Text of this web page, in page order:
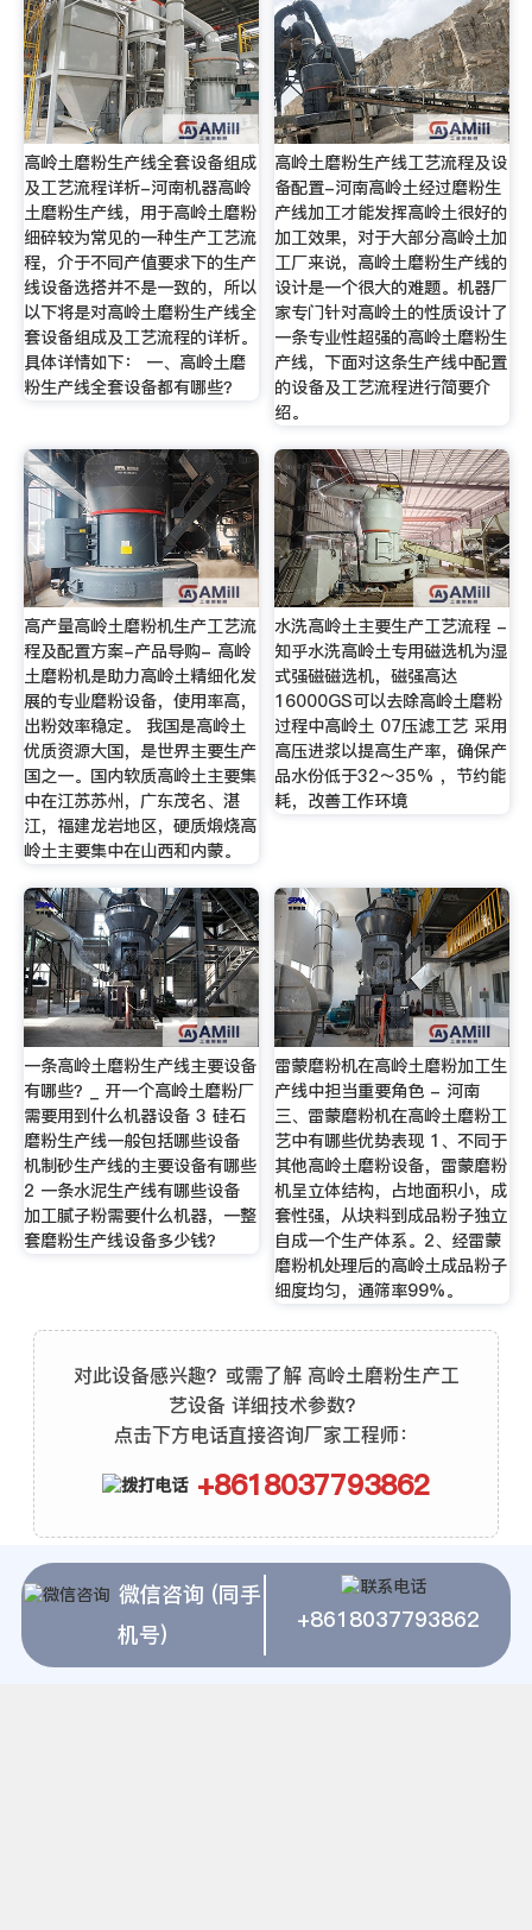
高岭土磨粉生产线全套设备组成
及工艺流程详析-河南机器高岭
土磨粉生产线，用于高岭土磨粉
细碎较为常见的一种生产工艺流
程，介于不同产值要求下的生产
线设备选搭并不是一致的，所以
以下将是对高岭土磨粉生产线全
套设备组成及工艺流程的详析。
具体详情如下： 一、高岭土磨
粉生产线全套设备都有哪些？
高岭土磨粉生产线工艺流程及设
备配置-河南高岭土经过磨粉生
产线加工才能发挥高岭土很好的
加工效果，对于大部分高岭土加
工厂来说，高岭土磨粉生产线的
设计是一个很大的难题。机器厂
家专门针对高岭土的性质设计了
一条专业性超强的高岭土磨粉生
产线，下面对这条生产线中配置
的设备及工艺流程进行简要介
绍。
高产量高岭土磨粉机生产工艺流
程及配置方案-产品导购- 高岭
土磨粉机是助力高岭土精细化发
展的专业磨粉设备，使用率高，
出粉效率稳定。 我国是高岭土
优质资源大国，是世界主要生产
国之一。国内软质高岭土主要集
中在江苏苏州，广东茂名、湛
江，福建龙岩地区，硬质煅烧高
岭土主要集中在山西和内蒙。
水洗高岭土主要生产工艺流程 -
知乎水洗高岭土专用磁选机为湿
式强磁磁选机，磁强高达
16000GS可以去除高岭土磨粉
过程中高岭土 07压滤工艺 采用
高压进浆以提高生产率，确保产
品水份低于32～35% ，节约能
耗，改善工作环境
一条高岭土磨粉生产线主要设备
有哪些？_ 开一个高岭土磨粉厂
需要用到什么机器设备 3 硅石
磨粉生产线一般包括哪些设备
机制砂生产线的主要设备有哪些
2 一条水泥生产线有哪些设备
加工腻子粉需要什么机器，一整
套磨粉生产线设备多少钱？
雷蒙磨粉机在高岭土磨粉加工生
产线中担当重要角色 - 河南
三、雷蒙磨粉机在高岭土磨粉工
艺中有哪些优势表现 1、不同于
其他高岭土磨粉设备，雷蒙磨粉
机呈立体结构，占地面积小，成
套性强，从块料到成品粉子独立
自成一个生产体系。2、经雷蒙
磨粉机处理后的高岭土成品粉子
细度均匀，通筛率99%。
对此设备感兴趣？或需了解 高岭土磨粉生产工
艺设备 详细技术参数？
点击下方电话直接咨询厂家工程师：
+8618037793862
高岭土磨粉生产工艺设备 相关推荐
上海建冶磨粉机粉煤灰能用立磨能磨吗
上海建冶磨粉机石膏粉生产工艺流程
微信咨询 (同手
机号)
+8618037793862